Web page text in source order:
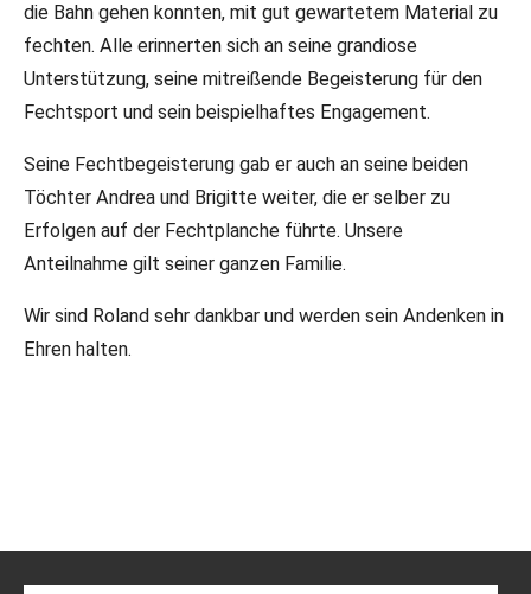
die Bahn gehen konnten, mit gut gewartetem Material zu
fechten. Alle erinnerten sich an seine grandiose
Unterstützung, seine mitreißende Begeisterung für den
Fechtsport und sein beispielhaftes Engagement.
Seine Fechtbegeisterung gab er auch an seine beiden
Töchter Andrea und Brigitte weiter, die er selber zu
Erfolgen auf der Fechtplanche führte. Unsere
Anteilnahme gilt seiner ganzen Familie.
Wir sind Roland sehr dankbar und werden sein Andenken in
Ehren halten.